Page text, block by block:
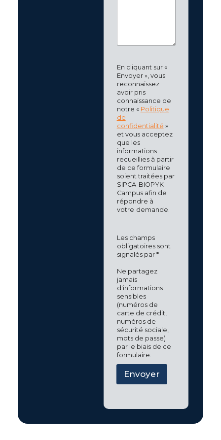
En cliquant sur «
Envoyer », vous
reconnaissez
avoir pris
connaissance de
notre « Politique
de
confidentialité »
et vous acceptez
que les
informations
recueillies à partir
de ce formulaire
soient traitées par
SIPCA-BIOPYK
Campus afin de
répondre à
votre demande.
Les champs
obligatoires sont
signalés par *
Ne partagez
jamais
d'informations
sensibles
(numéros de
carte de crédit,
numéros de
sécurité sociale,
mots de passe)
par le biais de ce
formulaire.
Envoyer